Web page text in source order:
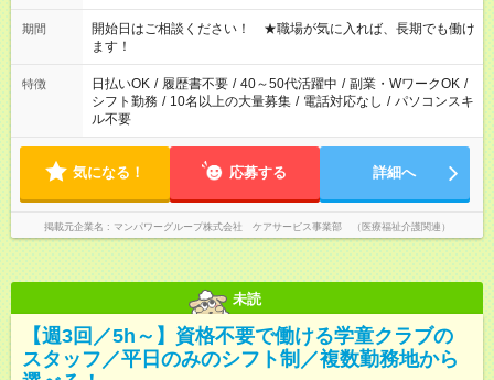
20:00 など残業なし！ ※Wワークの場合、他のお仕事と合わせ
週40時間超の就業はご案内できません ※法令に基づき、週20時
間以上勤務は社会保険への加入対象となります ※労働者派遣法
（日雇い派遣の原則禁止）により、短時間・短期間の就業はご
案内が難しい場合があります
期間
開始日はご相談ください！ ★職場が気に入れば、長期でも働け
ます！
特徴 日払いOK / 履歴書不要 / 40～50代活躍中 / 副業・WワークOK /
シフト勤務 / 10名以上の大量募集 / 電話対応なし / パソコンスキ
ル不要
気になる！ 応募する 詳細へ
掲載元企業名 マンパワーグループ株式会社 ケアサービス事業部 （医療福祉介護関連）
未読
【週3回／5h～】資格不要で働ける学童クラブの
スタッフ／平日のみのシフト制／複数勤務地から